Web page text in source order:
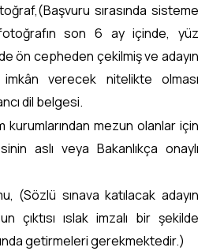
sırasında sisteme
son 6 ay içinde, yüz
ön cepheden çekilmiş ve adayın
imkân verecek nitelikte olması
dil belgesi.
kurumlarından mezun olanlar için
aslı veya Bakanlıkça onaylı
(Sözlü sınava katılacak adayın
çıktısı ıslak imzalı bir şekilde
getirmeleri gerekmektedir.)